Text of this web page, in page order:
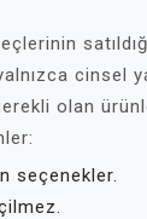
cinsel
olan
seçenekler.